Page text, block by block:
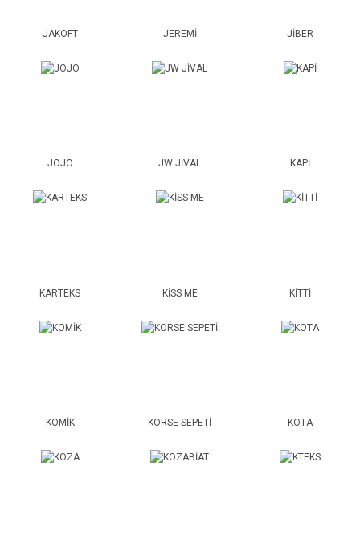
JAKOFT JEREMİ JİBER
JOJO JW JİVAL KAPİ
KARTEKS KİSS ME KİTTİ
KOMİK KORSE SEPETİ KOTA